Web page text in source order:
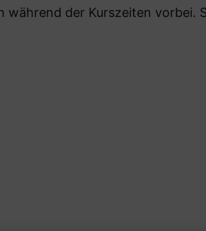
der Kurszeiten vorbei.